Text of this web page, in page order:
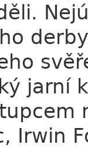
jarní
Irwin